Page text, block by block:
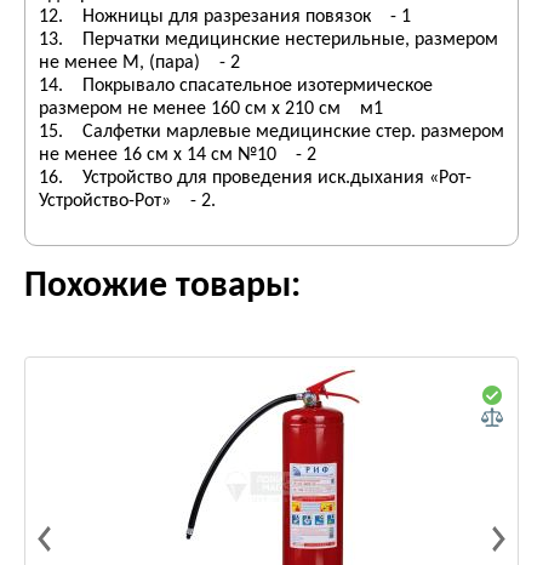
12. Ножницы для разрезания повязок - 1
13. Перчатки медицинские нестерильные, размером
не менее М, (пара) - 2
14. Покрывало спасательное изотермическое
размером не менее 160 см х 210 см м1
15. Салфетки марлевые медицинские стер. размером
не менее 16 см х 14 см №10 - 2
16. Устройство для проведения иск.дыхания «Рот-
Устройство-Рот» - 2.
Похожие товары: